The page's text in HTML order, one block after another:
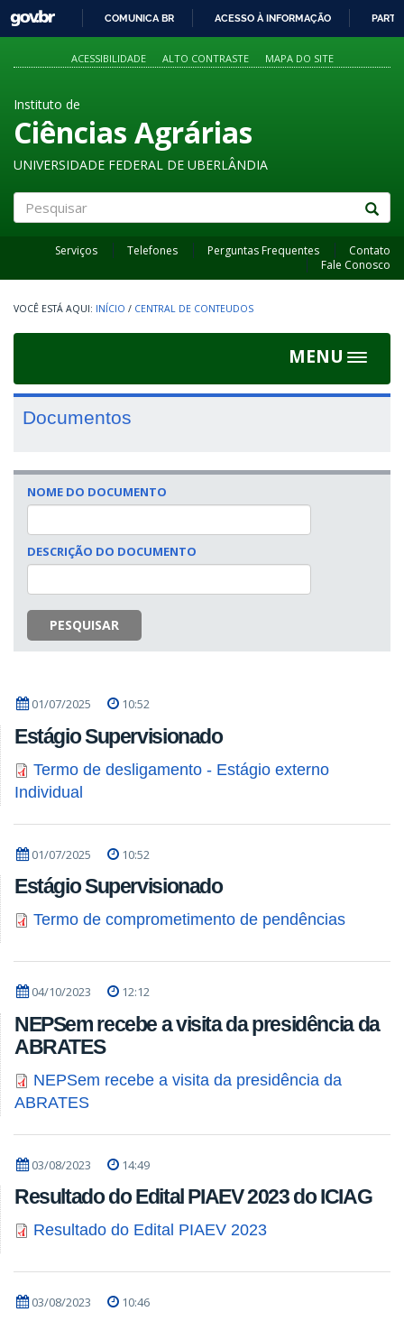
PARA
O
GOVBR
COMUNICA BR ACESSO À INFORMAÇÃO
ACESSIBILIDADE ALTO CONTRASTE MAPA DO SITE
Instituto de
Ciências Agrárias
UNIVERSIDADE FEDERAL DE UBERLÂNDIA
Serviços Telefones Perguntas Frequentes
Contato
Fale Conosco
INÍCIO / CENTRAL DE CONTEUDOS
MENU
Toggle
Documentos
NOME DO DOCUMENTO
DESCRIÇÃO DO DOCUMENTO
PESQUISAR
01/07/2025 10:52
Estágio Supervisionado
Termo de desligamento - Estágio externo
Individual
01/07/2025 10:52
Estágio Supervisionado
Termo de comprometimento de pendências
04/10/2023 12:12
NEPSem recebe a visita da presidência da
ABRATES
NEPSem recebe a visita da presidência da
ABRATES
03/08/2023 14:49
Resultado do Edital PIAEV 2023 do ICIAG
Resultado do Edital PIAEV 2023
03/08/2023 10:46